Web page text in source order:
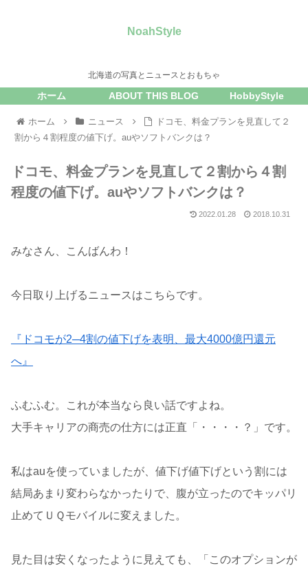
NoahStyle
北海道の写真とニュースとおもちゃ
ホーム ABOUT THIS BLOG HobbyStyle
ホーム ニュース
ドコモ、料金プランを見直して２
割から４割程度の値下げ。auやソフトバンクは？
ドコモ、料金プランを見直して２割から４割
程度の値下げ。auやソフトバンクは？
2022.01.28 2018.10.31
みなさん、こんばんわ！
今日取り上げるニュースはこちらです。
『ドコモが2─4割の値下げを表明、最大4000億円還元
へ』
ふむふむ。これが本当なら良い話ですよね。
大手キャリアの商売の仕方には正直「・・・・？」です。
私はauを使っていましたが、値下げ値下げという割には
結局あまり変わらなかったりで、腹が立ったのでキッパリ
止めてＵＱモバイルに変えました。
見た目は安くなったように見えても、「このオプションが